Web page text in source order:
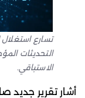
تسارع
التحديثات
الاستباقي.